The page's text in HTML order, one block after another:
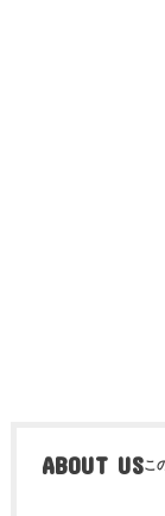
ABOUT US